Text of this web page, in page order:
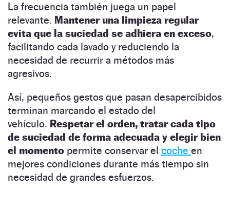
La frecuencia también juega un papel
relevante. Mantener una limpieza regular
evita que la suciedad se adhiera en exceso,
facilitando cada lavado y reduciendo la
necesidad de recurrir a métodos más
agresivos.
Así, pequeños gestos que pasan desapercibidos
terminan marcando el estado del
vehículo. Respetar el orden, tratar cada tipo
de suciedad de forma adecuada y elegir bien
el momento permite conservar el coche en
mejores condiciones durante más tiempo sin
necesidad de grandes esfuerzos.